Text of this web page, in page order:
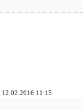
12.02.2016 11:15